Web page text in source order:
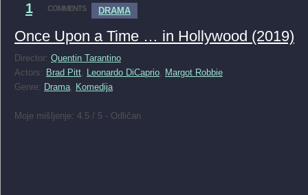
1 COMMENTS DRAMA
Once Upon a Time … in Hollywood (2019)
Director: Quentin Tarantino
Actors: Brad Pitt, Leonardo DiCaprio, Margot Robbie
Genre: Drama, Komedija
Moje mišljenje: 4.5 / 5 - Odličan